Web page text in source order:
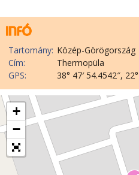
Tartomány: Közép-Görögország
Cím:
Thermopüla
GPS:
38° 47′ 54.4542″,
+
−